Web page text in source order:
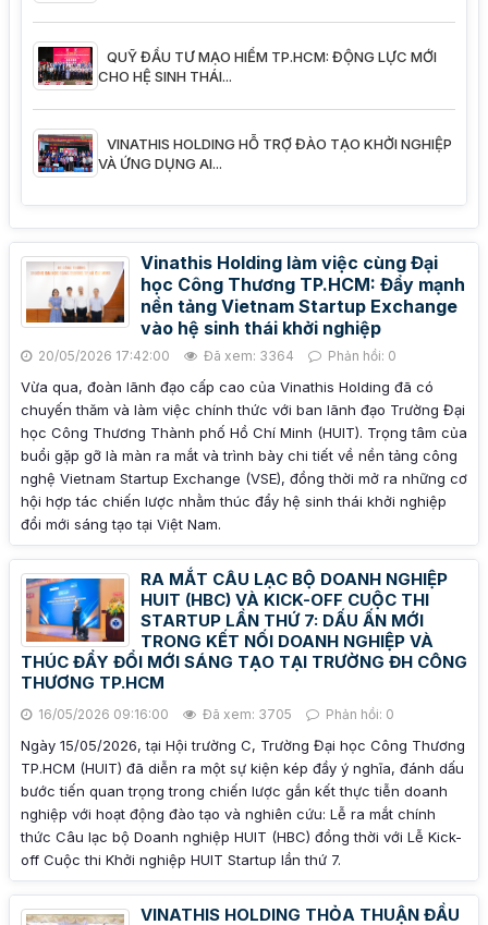
QUỸ ĐẦU TƯ MẠO HIỂM TP.HCM: ĐỘNG LỰC MỚI
CHO HỆ SINH THÁI...
VINATHIS HOLDING HỖ TRỢ ĐÀO TẠO KHỞI NGHIỆP
VÀ ỨNG DỤNG AI...
Vinathis Holding làm việc cùng Đại
học Công Thương TP.HCM: Đẩy mạnh
nền tảng Vietnam Startup Exchange
vào hệ sinh thái khởi nghiệp
20/05/2026 17:42:00 Đã xem: 3364 Phản hồi: 0
Vừa qua, đoàn lãnh đạo cấp cao của Vinathis Holding đã có
chuyến thăm và làm việc chính thức với ban lãnh đạo Trường Đại
học Công Thương Thành phố Hồ Chí Minh (HUIT). Trọng tâm của
buổi gặp gỡ là màn ra mắt và trình bày chi tiết về nền tảng công
nghệ Vietnam Startup Exchange (VSE), đồng thời mở ra những cơ
hội hợp tác chiến lược nhằm thúc đẩy hệ sinh thái khởi nghiệp
đổi mới sáng tạo tại Việt Nam.
RA MẮT CÂU LẠC BỘ DOANH NGHIỆP
HUIT (HBC) VÀ KICK-OFF CUỘC THI
STARTUP LẦN THỨ 7: DẤU ẤN MỚI
TRONG KẾT NỐI DOANH NGHIỆP VÀ
THÚC ĐẨY ĐỔI MỚI SÁNG TẠO TẠI TRƯỜNG ĐH CÔNG
THƯƠNG TP.HCM
16/05/2026 09:16:00 Đã xem: 3705 Phản hồi: 0
Ngày 15/05/2026, tại Hội trường C, Trường Đại học Công Thương
TP.HCM (HUIT) đã diễn ra một sự kiện kép đầy ý nghĩa, đánh dấu
bước tiến quan trọng trong chiến lược gắn kết thực tiễn doanh
nghiệp với hoạt động đào tạo và nghiên cứu: Lễ ra mắt chính
thức Câu lạc bộ Doanh nghiệp HUIT (HBC) đồng thời với Lễ Kick-
off Cuộc thi Khởi nghiệp HUIT Startup lần thứ 7.
VINATHIS HOLDING THỎA THUẬN ĐẦU